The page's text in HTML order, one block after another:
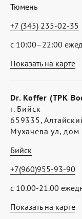
Показать на карте
Тюмень
с 10:00–22:00
+7 (345) 235-02-35
Показать на карте
Dr. Koffer (ТРК
г. Бийск
659335,
Мухачева ул,
Бийск
с 10.00-21.00
+7(960)955-93-90